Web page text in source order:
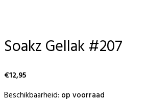
Soakz Gellak #207
€12,95
Beschikbaarheid: op voorraad